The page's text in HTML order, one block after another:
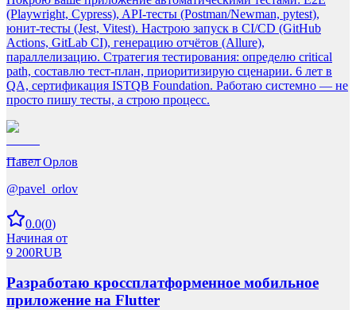
(Playwright, Cypress), API-тесты (Postman/Newman, pytest),
юнит-тесты (Jest, Vitest). Настрою запуск в CI/CD (GitHub
Actions, GitLab CI), генерацию отчётов (Allure),
параллелизацию. Стратегия тестирования: определю critical
path, составлю тест-план, приоритизирую сценарии. 6 лет в
QA, сертификация ISTQB Foundation. Работаю системно — не
просто пишу тесты, а строю процесс.
Павел Орлов
@pavel_orlov
0.0(0)
Начиная от
9 200RUB
Разработаю кроссплатформенное мобильное
приложение на Flutter